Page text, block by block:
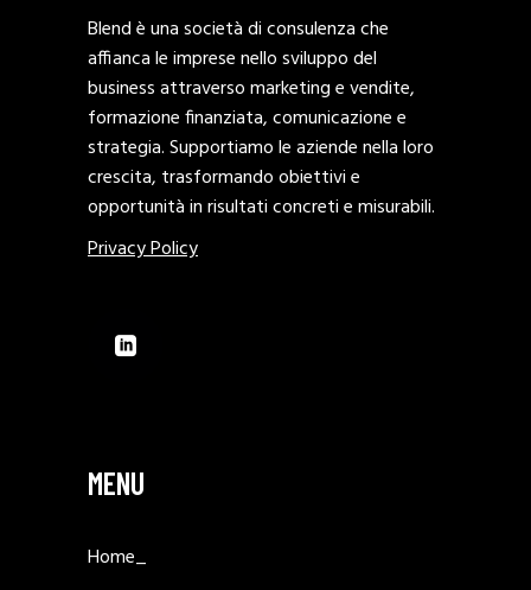
Blend è una società di consulenza che
affianca le imprese nello sviluppo del
business attraverso marketing e vendite,
formazione finanziata, comunicazione e
strategia. Supportiamo le aziende nella loro
crescita, trasformando obiettivi e
opportunità in risultati concreti e misurabili.
Privacy Policy
MENU
Home_